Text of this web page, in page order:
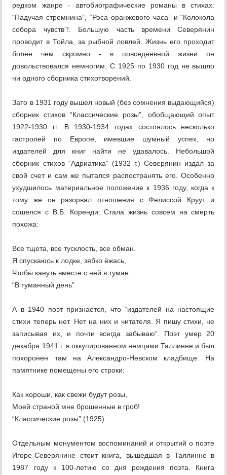
редком жанре - автобиографические романы в стихах:
“Падучая стремнина”, “Роса оранжевого часа” и “Колокола
собора чувств”!. Большую часть времени Северянин
проводит в Тойла, за рыбной ловлей. Жизнь его проходит
более чем скромно - в повседневной жизни он
довольствовался немногим. С 1925 по 1930 год не вышло
ни одного сборника стихотворений.
Зато в 1931 году вышел новый (без сомнения выдающийся)
сборник стихов “Классические розы”, обобщающий опыт
1922-1930 гг. В 1930-1934 годах состоялось несколько
гастролей по Европе, имевшие шумный успех, но
издателей для книг найти не удавалось. Небольшой
сборник стихов “Адриатика” (1932 г.) Северянин издал за
свой счет и сам же пытался распостранять его. Особенно
ухудшилось материальное положение к 1936 году, когда к
тому же он разорвал отношения с Фелиссой Круут и
сошелся с В.Б. Коренди: Стала жизнь совсем на смерть
похожа:
Все тщета, все тусклость, все обман.
Я спускаюсь к лодке, зябко ёжась,
Чтобы кануть вместе с ней в туман…
“В туманный день”
А в 1940 поэт признается, что “издателей на настоящие
стихи теперь нет. Нет на них и читателя. Я пишу стихи, не
записывая их, и почти всегда забываю”. Поэт умер 20
декабря 1941 г. в оккупированном немцами Таллинне и был
похоронен там на Александро-Невском кладбище. На
памятнике помещены его строки:
Как хороши, как свежи будут розы,
Моей страной мне брошенные в гроб!
“Классические розы” (1925)
Отдельным монументом воспоминаний и открытий о поэте
Игоре-Северянине стоит книга, вышедшая в Таллинне в
1987 году к 100-летию со дня рождения поэта. Книга